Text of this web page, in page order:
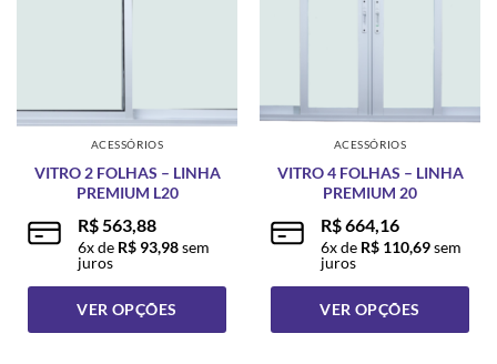
na
página
do
produto
opções
podem
na
do
produto
ACESSÓRIOS
VITRO 2 FOLHAS – LINHA
PREMIUM L20
R$563,88
6x de R$ 93,98sem
juros
VER OPÇÕES
ACESSÓRIOS
VITRO 4 FOLHAS – LINHA
PREMIUM 20
R$664,16
6x de R$ 110,69sem
juros
VER OPÇÕES